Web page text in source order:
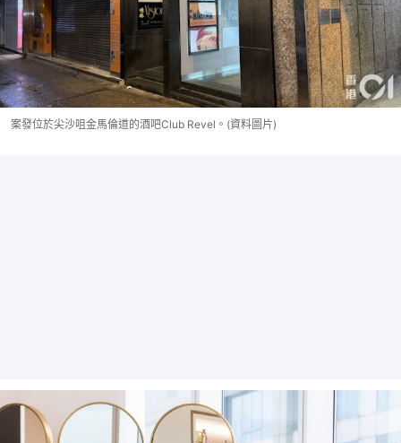
案發位於尖沙咀金馬倫道的酒吧Club Revel。(資料圖片)